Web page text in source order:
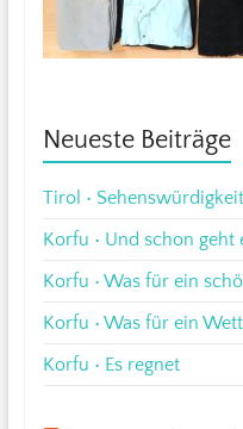
Neueste Beiträge
Tirol •
Korfu • Und schon geht
Korfu • Was für ein
Korfu • Was für ein
Korfu • Es regnet